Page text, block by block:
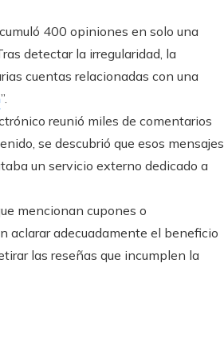
400 opiniones en solo una
detectar la irregularidad, la
cuentas relacionadas con una
”.
reunió miles de comentarios
se descubrió que esos mensajes
un servicio externo dedicado a
mencionan cupones o
aclarar adecuadamente el beneficio
las reseñas que incumplen la